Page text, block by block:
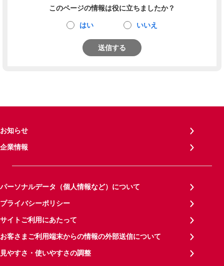
このページの情報は役に立ちましたか？
はい いいえ
送信する
お知らせ
企業情報
パーソナルデータ（個人情報など）について
プライバシーポリシー
サイトご利用にあたって
お客さまご利用端末からの情報の外部送信について
見やすさ・使いやすさの調整